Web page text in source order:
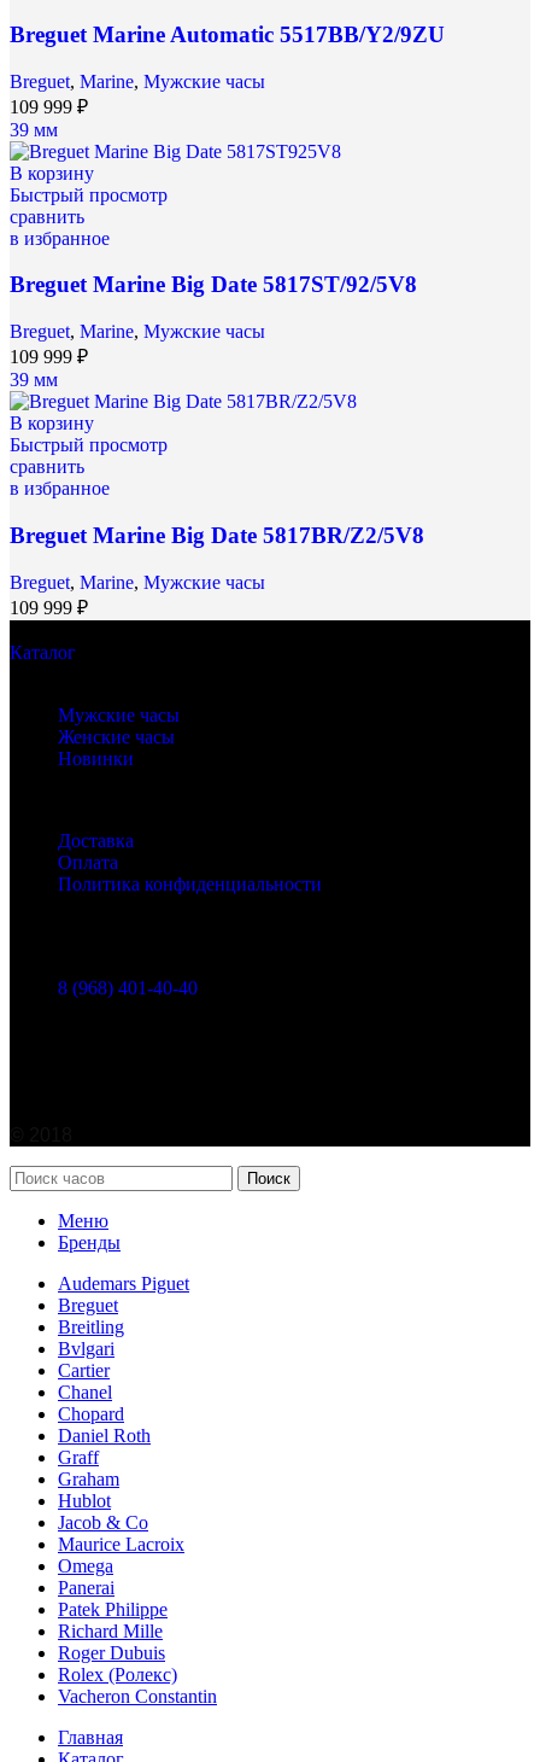
Breguet Marine Automatic 5517BB/Y2/9ZU
Breguet, Marine, Мужские часы
109 999 ₽
39 мм
В корзину
Быстрый просмотр
сравнить
в избранное
Breguet Marine Big Date 5817ST/92/5V8
Breguet, Marine, Мужские часы
109 999 ₽
39 мм
В корзину
Быстрый просмотр
сравнить
в избранное
Breguet Marine Big Date 5817BR/Z2/5V8
Breguet, Marine, Мужские часы
109 999 ₽
Каталог
Мужские часы
Женские часы
Новинки
Доставка
Оплата
Политика конфиденциальности
8 (968) 401-40-40
Поиск
Меню
Бренды
Audemars Piguet
Breguet
Breitling
Bvlgari
Cartier
Chanel
Chopard
Daniel Roth
Graff
Graham
Hublot
Jacob & Co
Maurice Lacroix
Omega
Panerai
Patek Philippe
Richard Mille
Roger Dubuis
Rolex (Ролекс)
Vacheron Constantin
Главная